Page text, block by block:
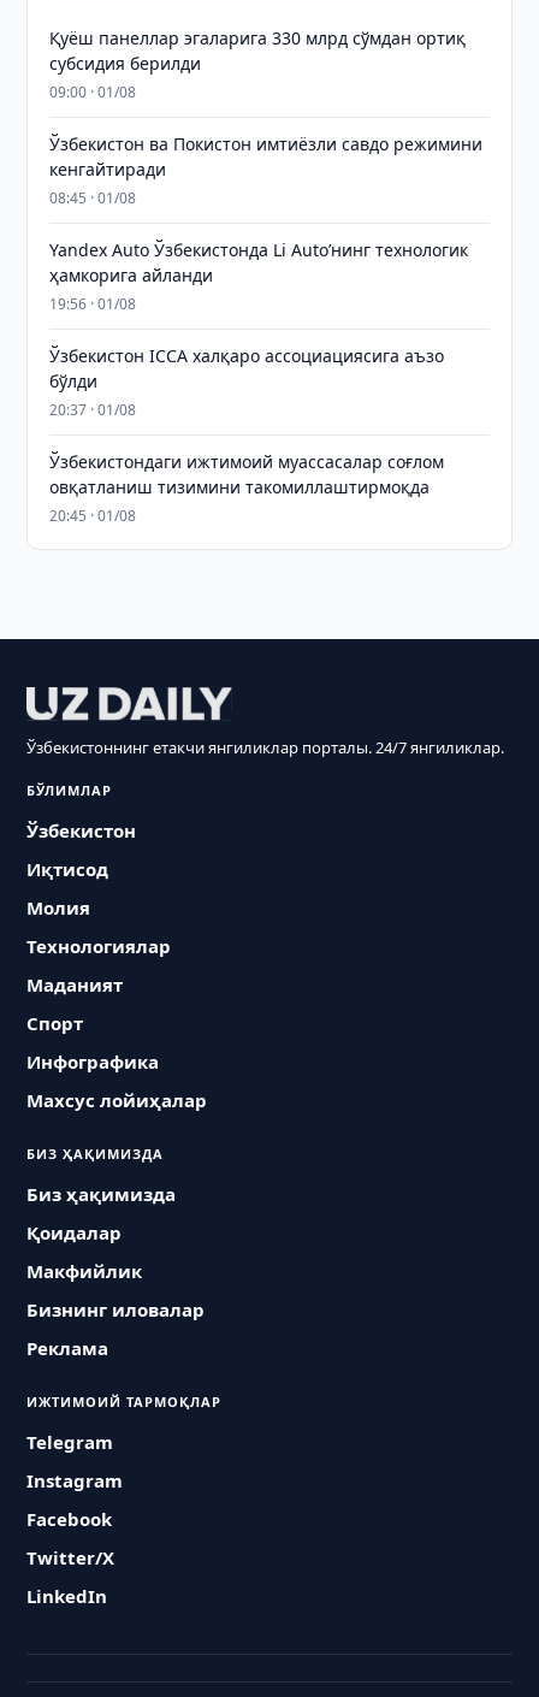
Қуёш панеллар эгаларига 330 млрд сўмдан ортиқ
субсидия берилди
09:00 · 01/08
Ўзбекистон ва Покистон имтиёзли савдо режимини
кенгайтиради
08:45 · 01/08
Yandex Auto Ўзбекистонда Li Auto’нинг технологик
ҳамкорига айланди
19:56 · 01/08
Ўзбекистон ICCA халқаро ассоциациясига аъзо
бўлди
20:37 · 01/08
Ўзбекистондаги ижтимоий муассасалар соғлом
овқатланиш тизимини такомиллаштирмоқда
20:45 · 01/08
Ўзбекистоннинг етакчи янгиликлар порталы. 24/7 янгиликлар.
БЎЛИМЛАР
Ўзбекистон
Иқтисод
Молия
Технологиялар
Маданият
Спорт
Инфографика
Махсус лойиҳалар
БИЗ ҲАҚИМИЗДА
Биз ҳақимизда
Қоидалар
Макфийлик
Бизнинг иловалар
Реклама
ИЖТИМОИЙ ТАРМОҚЛАР
Telegram
Instagram
Facebook
Twitter/X
LinkedIn